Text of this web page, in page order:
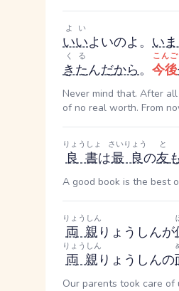
いい
よい
よいのよ。 い
きた
くる
んだから。 今後
こんご
Never mind that. After
of no real worth. From
良書
りょうしょ
は最良
さいりょう
の友
と
A good book is the best
両親
りょうしん
りょうしんが
両親
りょうしん
りょうしんの
Our parents took care